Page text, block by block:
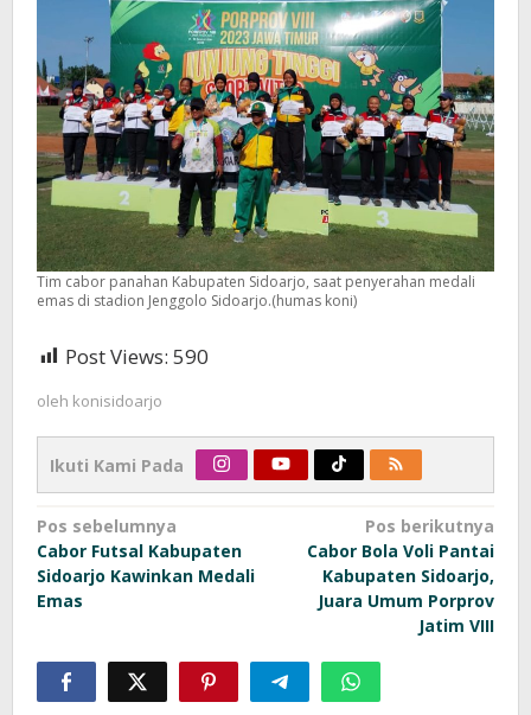
Tim cabor panahan Kabupaten Sidoarjo, saat penyerahan medali
emas di stadion Jenggolo Sidoarjo.(humas koni)
Post Views: 590
oleh konisidoarjo
Ikuti Kami Pada
Navigasi
pos
Pos sebelumnya
Cabor Futsal Kabupaten
Sidoarjo Kawinkan Medali
Emas
Pos berikutnya
Cabor Bola Voli Pantai
Kabupaten Sidoarjo,
Juara Umum Porprov
Jatim VIII